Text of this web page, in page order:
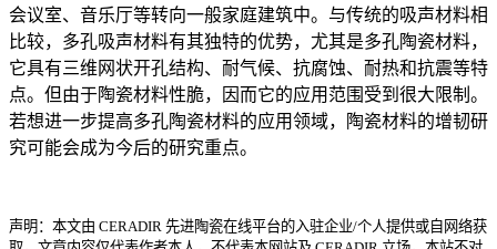
会议室、音乐厅等转向一般家庭建筑中。与传统的吸声材料相
比较，多孔吸声材料有其独特的优势，尤其是多孔陶瓷材料，
它具有三维网状开孔结构、耐气候、抗腐蚀、耐热和抗震等特
点。但由于陶瓷材料性脆，因而它的应用范围受到很大限制。
若想进一步提高多孔陶瓷材料的应用领域，陶瓷材料的增韧研
究可能会成为今后的研究重点。
声明：本文由 CERADIR 先进陶瓷在线平台的入驻企业/个人提供或自网络获